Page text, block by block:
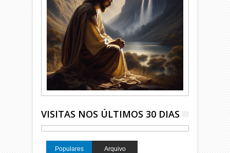
VISITAS NOS ÚLTIMOS 30 DIAS
Populares Arquivo